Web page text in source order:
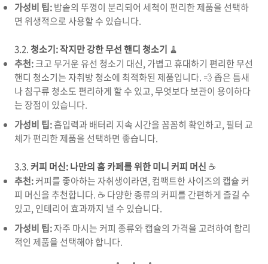
가성비 팁:밥솥의 뚜껑이 분리되어 세척이 편리한 제품을 선택하
면 위생적으로 사용할 수 있습니다.
3.2. 청소기: 작지만 강한 무선 핸디 청소기 🧹
추천:크고 무거운 유선 청소기 대신, 가볍고 휴대하기 편리한 무선
핸디 청소기는 자취방 청소에 최적화된 제품입니다. 💨 좁은 틈새
나 침구류 청소도 편리하게 할 수 있고, 무엇보다 보관이 용이하다
는 장점이 있습니다.
가성비 팁:흡입력과 배터리 지속 시간을 꼼꼼히 확인하고, 필터 교
체가 편리한 제품을 선택하면 좋습니다.
3.3. 커피 머신: 나만의 홈 카페를 위한 미니 커피 머신 ☕
추천:커피를 좋아하는 자취생이라면, 컴팩트한 사이즈의 캡슐 커
피 머신을 추천합니다. ☕ 다양한 종류의 커피를 간편하게 즐길 수
있고, 인테리어 효과까지 낼 수 있습니다.
가성비 팁:자주 마시는 커피 종류와 캡슐의 가격을 고려하여 합리
적인 제품을 선택해야 합니다.